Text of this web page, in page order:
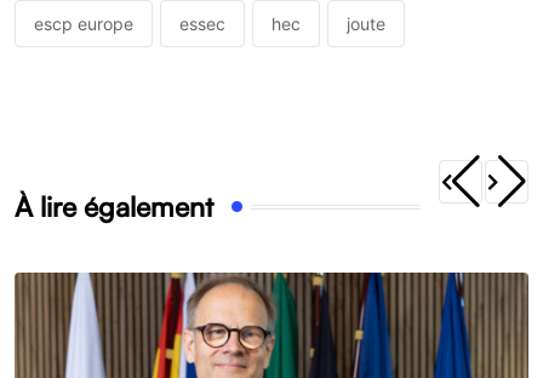
escp europe essec hec joute
À lire également